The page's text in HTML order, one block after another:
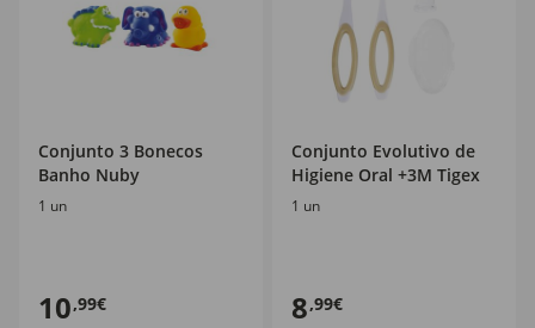
Conjunto 3 Bonecos
Banho Nuby
1 un
10,99€
Conjunto Evolutivo de
Higiene Oral +3M Tigex
1 un
8,99€